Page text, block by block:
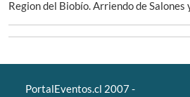
Region del Biobío. Arriendo de Salones
PortalEventos.cl 2007 -